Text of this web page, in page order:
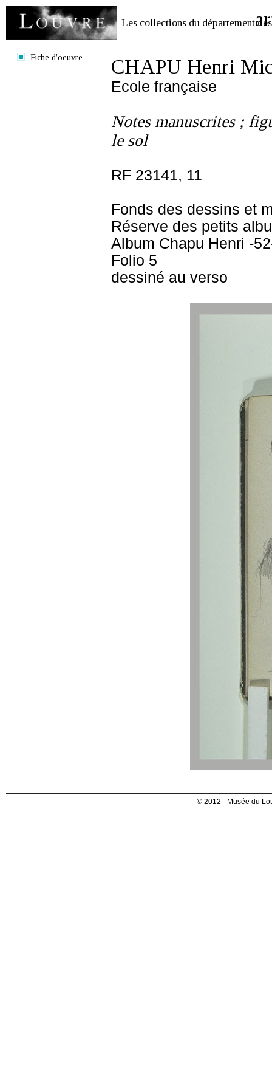
Les collections du département des
Fiche d'oeuvre CHAPU Henri
Ecole française
Notes manuscrites ;
le sol
RF 23141, 11
Fonds des dessins et
Réserve des petits
Album Chapu Henri -
Folio 5
dessiné au verso
© 2012 - Musée du